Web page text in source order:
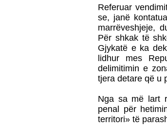
Referuar
se, janë
marrëveshjeje,
Për shkak të
Gjykatë e ka
lidhur mes
delimitimin e
tjera detare që u
Nga sa më lart
penal për
territori» të